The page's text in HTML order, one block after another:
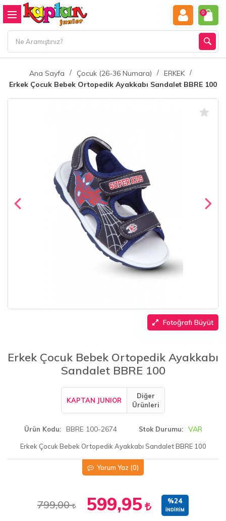
0
Ana Sayfa Çocuk (26-36 Numara)
ERKEK
Erkek Çocuk Bebek Ortopedik Ayakkabı Sandalet BBRE 100
Fotoğrafı Büyüt
Erkek Çocuk Bebek Ortopedik Ayakkabı
Sandalet BBRE 100
KAPTAN JUNIOR
Diğer
Ürünleri
Ürün Kodu BBRE 100-2674 Stok Durumu VAR
Erkek Çocuk Bebek Ortopedik Ayakkabı Sandalet BBRE 100
Yorum Yaz (0)
799,00 599,95 %24
İNDIRIM